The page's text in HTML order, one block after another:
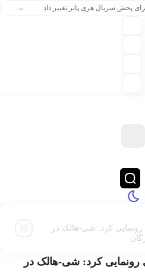
سریال هری پاتر HBO رده‌بندی TV-14 گرفت
کرد: شی-هالک در
کرد: شی-هالک در